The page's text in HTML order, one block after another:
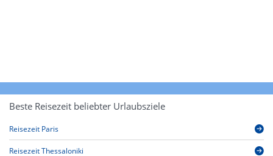
Beste Reisezeit beliebter Urlaubsziele
Reisezeit Paris
Reisezeit Thessaloniki